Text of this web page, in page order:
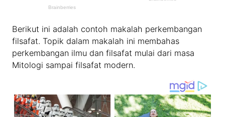
Berikut ini adalah contoh makalah perkembangan
filsafat. Topik dalam makalah ini membahas
perkembangan ilmu dan filsafat mulai dari masa
Mitologi sampai filsafat modern.